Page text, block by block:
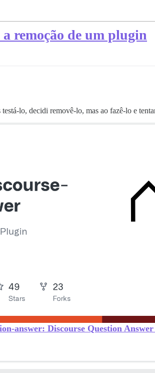
remoção de um plugin
lo, decidi removê-lo, mas ao fazê-lo e
answer: Discourse Question